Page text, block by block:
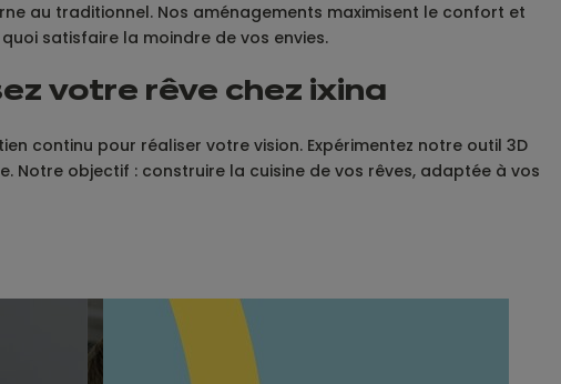
au traditionnel. Nos aménagements maximisent le confort et
satisfaire la moindre de vos envies.
votre rêve chez ixina
continu pour réaliser votre vision. Expérimentez notre outil 3D
objectif : construire la cuisine de vos rêves, adaptée à vos